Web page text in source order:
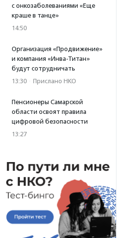
с онкозаболеваниями «Еще
краше в танце»
14:50
Организация «Продвижение»
и компания «Инва-Титан»
будут сотрудничать
13:30 · Прислано НКО
Пенсионеры Самарской
области освоят правила
цифровой безопасности
13:27